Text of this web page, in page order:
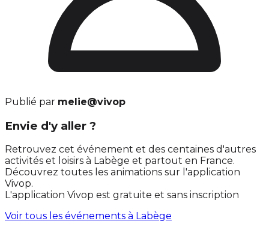
Publié par melie@vivop
Envie d'y aller ?
Retrouvez cet événement et des centaines d'autres
activités et loisirs à Labège et partout en France.
Découvrez toutes les animations sur l'application
Vivop.
L'application Vivop est gratuite et sans inscription
Voir tous les événements à Labège